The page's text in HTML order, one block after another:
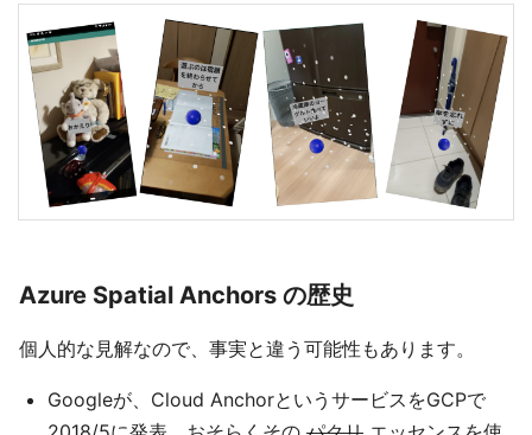
Azure Spatial Anchors の歴史
個人的な見解なので、事実と違う可能性もあります。
Googleが、Cloud AnchorというサービスをGCPで